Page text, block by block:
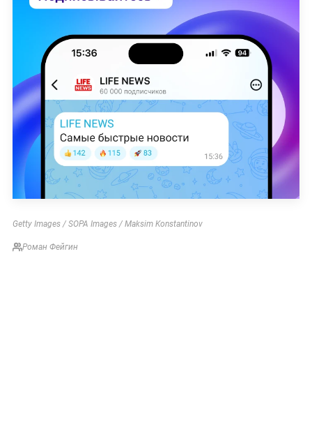
Getty Images / SOPA Images / Maksim Konstantinov
Роман Фейгин